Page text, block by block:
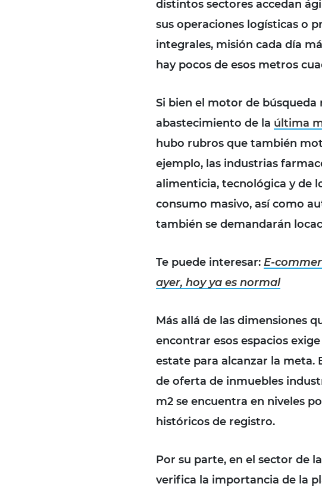
distintos sectores accedan
sus operaciones logísticas o
integrales, misión cada día
hay pocos de esos metros
Si bien el motor de búsqueda
abastecimiento de la última
hubo rubros que también
ejemplo, las industrias
alimenticia, tecnológica y de
consumo masivo, así como
también se demandarán
Te puede interesar: E-
ayer, hoy ya es normal
Más allá de las dimensiones
encontrar esos espacios
estate para alcanzar la meta.
de oferta de inmuebles
m2 se encuentra en niveles
históricos de registro.
Por su parte, en el sector de
verifica la importancia de la